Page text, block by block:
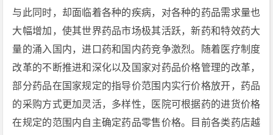
与此同时，却面临着各种的疾病，对各种的药品需求量也
大幅增加，使其世界药品市场极其活跃，新药和特效药大
量的涌入国内，进口药和国内药竞争激烈。随着医疗制度
改革的不断推进和深化以及国家对药品价格管理的改革，
部分药品在国家规定的指导价范围内实行价格放开，药品
的采购方式更加灵活，多样性，医院可根据药的进货价格
在规定的范围内自主确定药品零售价格。目前各类药店越